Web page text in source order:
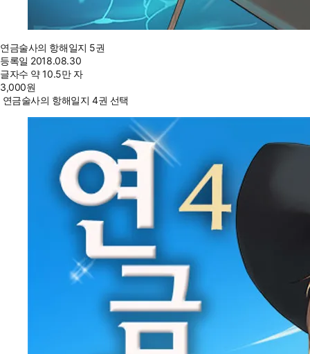
연금술사의 항해일지 5권
등록일 2018.08.30
글자수 약 10.5만 자
3,000원
연금술사의 항해일지 4권 선택